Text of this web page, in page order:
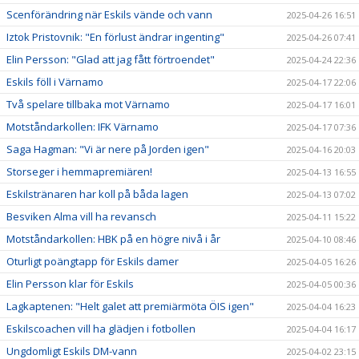
Scenförändring när Eskils vände och vann 2025-04-26 16:51
Iztok Pristovnik: "En förlust ändrar ingenting" 2025-04-26 07:41
Elin Persson: "Glad att jag fått förtroendet" 2025-04-24 22:36
Eskils föll i Värnamo 2025-04-17 22:06
Två spelare tillbaka mot Värnamo 2025-04-17 16:01
Motståndarkollen: IFK Värnamo 2025-04-17 07:36
Saga Hagman: "Vi är nere på Jorden igen" 2025-04-16 20:03
Storseger i hemmapremiären! 2025-04-13 16:55
Eskilstränaren har koll på båda lagen 2025-04-13 07:02
Besviken Alma vill ha revansch 2025-04-11 15:22
Motståndarkollen: HBK på en högre nivå i år 2025-04-10 08:46
Oturligt poängtapp för Eskils damer 2025-04-05 16:26
Elin Persson klar för Eskils 2025-04-05 00:36
Lagkaptenen: "Helt galet att premiärmöta ÖIS igen" 2025-04-04 16:23
Eskilscoachen vill ha glädjen i fotbollen 2025-04-04 16:17
Ungdomligt Eskils DM-vann 2025-04-02 23:15